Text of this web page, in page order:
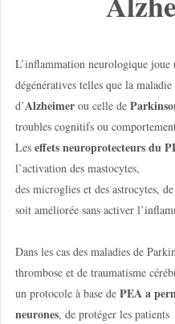
L’inflammation neurologique joue
dégénératives telles que la maladie
d’Alzheimerou celle de
troubles cognitifs ou
Les effets neuroprotecteurs du
l’activation des mastocytes,
des microglies et des astrocytes,
soit améliorée sans activer
Dans les cas des maladies de
thrombose et de traumatisme
un protocole à base de PEA a
neurones, de protéger les patients